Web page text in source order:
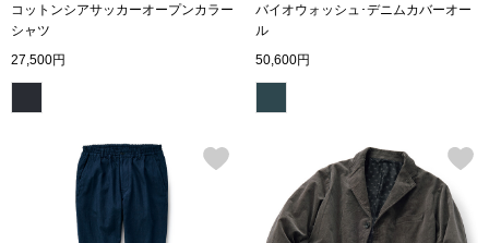
ネクタイ
手袋
コットンシアサッカーオープンカラー
シャツ
27,500円
バイオウォッシュ･デニムカバーオー
ル
50,600円